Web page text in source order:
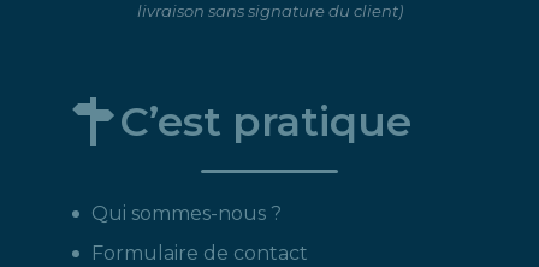
livraison sans signature du client)
C’est pratique
Qui sommes-nous ?
Formulaire de contact